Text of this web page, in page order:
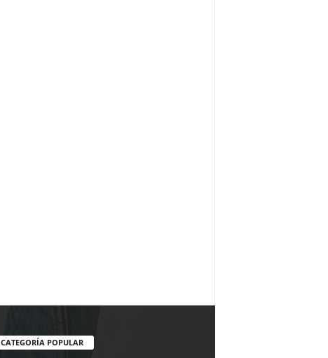
CATEGORÍA POPULAR